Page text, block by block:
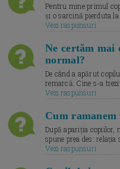
Pentru mine primul
și o sarcină pierduta
Vezi raspunsuri
Ne certăm mai
normal?
De când a apărut
remarcă. Cine s-a
Vezi raspunsuri
Cum
După apariția copiilor,
spune prea des:
Vezi raspunsuri